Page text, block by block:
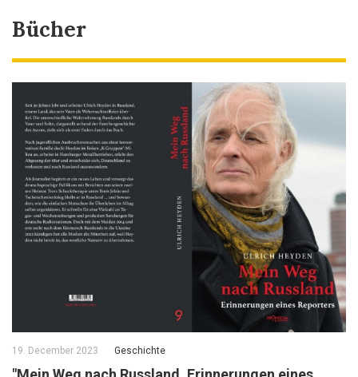
Bücher
19. December 2023 Geschichte